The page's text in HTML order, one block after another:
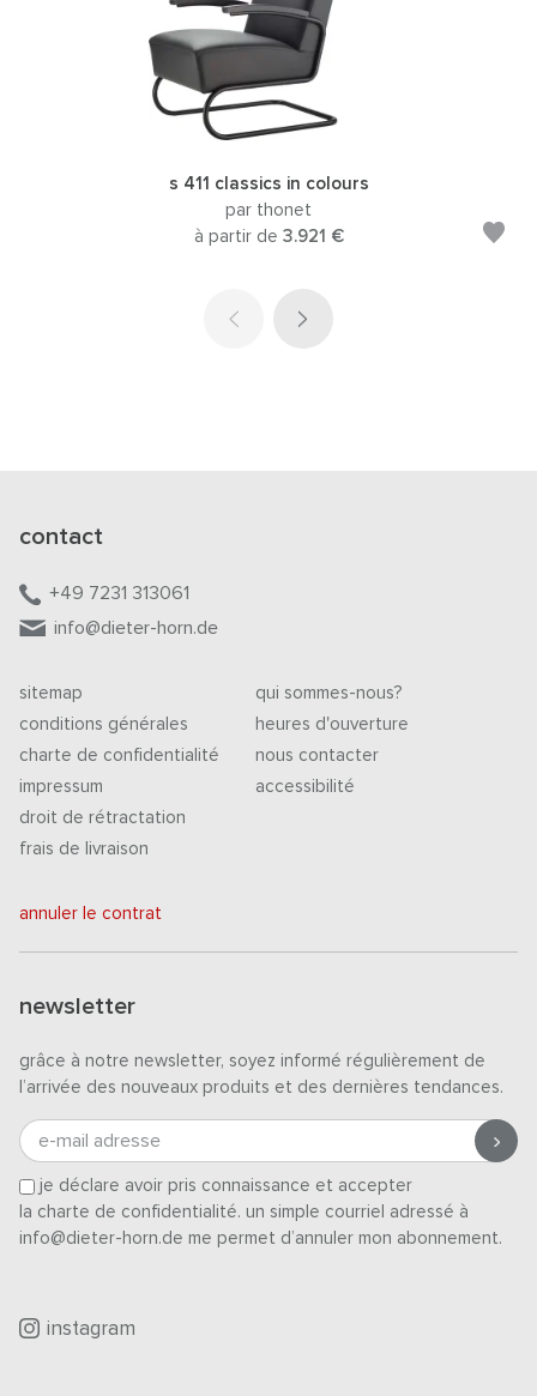
s 411 classics in colours
par thonet
à partir de 3.921 €
contact
+49 7231 313061
info@dieter-horn.de
sitemap
conditions générales
charte de confidentialité
impressum
droit de rétractation
frais de livraison
qui sommes-nous?
heures d'ouverture
nous contacter
accessibilité
annuler le contrat
newsletter
grâce à notre newsletter, soyez informé régulièrement de
l’arrivée des nouveaux produits et des dernières tendances.
e-mail adresse
je déclare avoir pris connaissance et accepter
la charte de confidentialité. un simple courriel adressé à
info@dieter-horn.de me permet d’annuler mon abonnement.
instagram